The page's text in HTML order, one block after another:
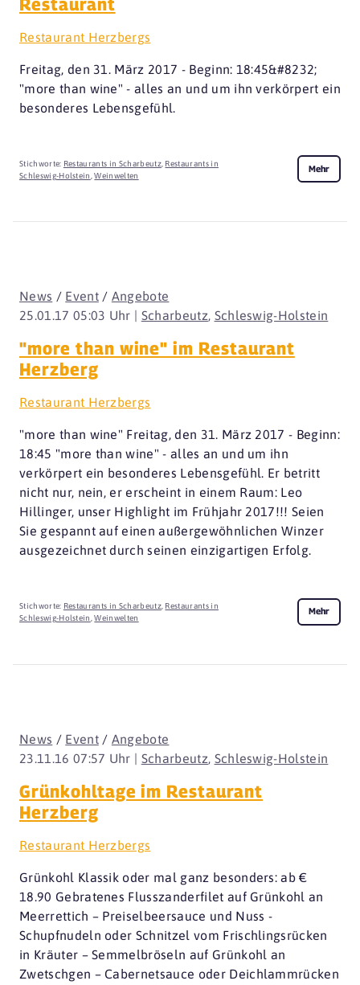
Restaurant Herzbergs
Freitag, den 31. März 2017 - Beginn: 18:45&#8232;
"more than wine" - alles an und um ihn verkörpert ein
besonderes Lebensgefühl.
Stichworte: Restaurants in Scharbeutz, Restaurants in
Schleswig-Holstein ,Weinwelten
Mehr
25.01.17 05:03 Uhr | Scharbeutz, Schleswig-Holstein
News / Event/ Angebote
"more than wine" im Restaurant
Herzberg
Restaurant Herzbergs
"more than wine" Freitag, den 31. März 2017 - Beginn:
18:45 "more than wine" - alles an und um ihn
verkörpert ein besonderes Lebensgefühl. Er betritt
nicht nur, nein, er erscheint in einem Raum: Leo
Hillinger, unser Highlight im Frühjahr 2017!!! Seien
Sie gespannt auf einen außergewöhnlichen Winzer
ausgezeichnet durch seinen einzigartigen Erfolg.
Stichworte: Restaurants in Scharbeutz, Restaurants in
Schleswig-Holstein ,Weinwelten
Mehr
23.11.16 07:57 Uhr | Scharbeutz, Schleswig-Holstein
News / Event/ Angebote
Grünkohltage im Restaurant
Herzberg
Restaurant Herzbergs
Grünkohl Klassik oder mal ganz besonders: ab €
18.90 Gebratenes Flusszanderfilet auf Grünkohl an
Meerrettich – Preiselbeersauce und Nuss -
Schupfnudeln oder Schnitzel vom Frischlingsrücken
in Kräuter – Semmelbröseln auf Grünkohl an
Zwetschgen – Cabernetsauce oder Deichlammrücken